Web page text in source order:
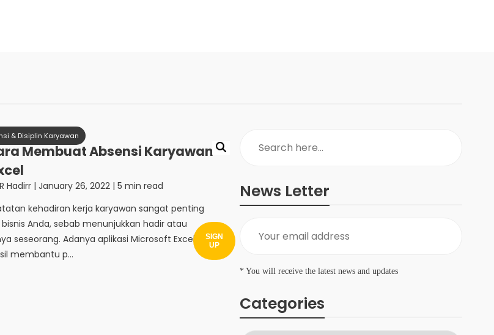
& Disiplin Karyawan
Membuat Absensi Karyawan
Hadirr |January 26, 2022 | 5 min read
kehadiran kerja karyawan sangat penting
Anda, sebab menunjukkan hadir atau
seseorang. Adanya aplikasi Microsoft Excel
membantu p...
News Letter
SIGN
UP
* You will receive the latest news and updates
Categories